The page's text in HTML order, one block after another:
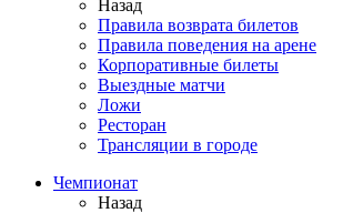
Назад
Правила возврата билетов
Правила поведения на арене
Корпоративные билеты
Выездные матчи
Ложи
Ресторан
Трансляции в городе
Чемпионат
Назад